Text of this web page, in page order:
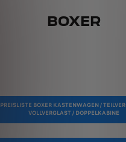
BOXER
PREISLISTE BOXER KASTENWAGEN /
VOLLVERGLAST / DOPPELKABINE